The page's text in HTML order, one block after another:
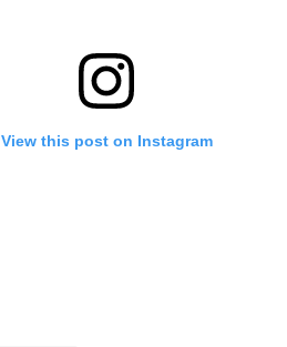
View this post on Instagram